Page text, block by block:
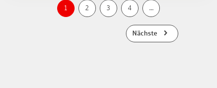
1 2 3 4 ...
Nächste